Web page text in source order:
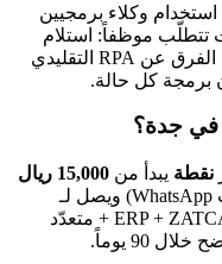
وكلاء برمجيين
تتطلّب موظفاً: استلام
إدخال، اتخاذ قرار، تنفيذ إجراء، وتسجيل. الفرق عن RPA التقليدي
برمجة كل حالة.
جدة؟
نقطةيبدأ من
15,000 ريال
للحالات المعقّدة (تكامل ERP + ZATCA + متعدّد